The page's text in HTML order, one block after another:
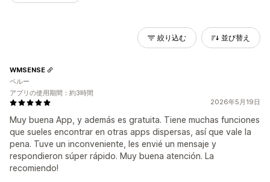
絞り込む 並び替え
2026年5月19日
Muy buena App, y además es gratuita. Tiene muchas funciones
que sueles encontrar en otras apps dispersas, así que vale la
pena. Tuve un inconveniente, les envié un mensaje y
respondieron súper rápido. Muy buena atención. La
recomiendo!
WMSENSE
ペルー
アプリの使用期間：約3時間